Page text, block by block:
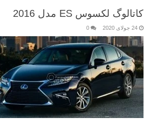
کاتالوگ لکسوس ES مدل 2016
24 جولای 2020 0